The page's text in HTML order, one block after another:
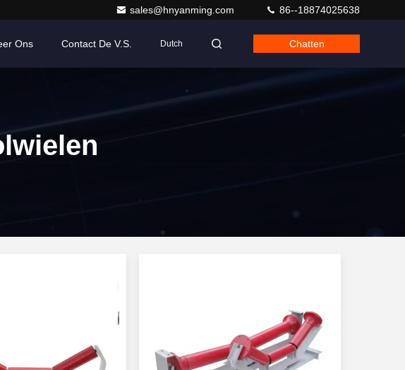
sales@hnyanming.com 86--18874025638
Ons Contact De V.S. Dutch Chatten